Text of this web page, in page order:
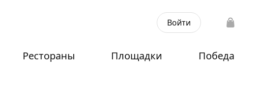
Войти
Рестораны Площадки Победа